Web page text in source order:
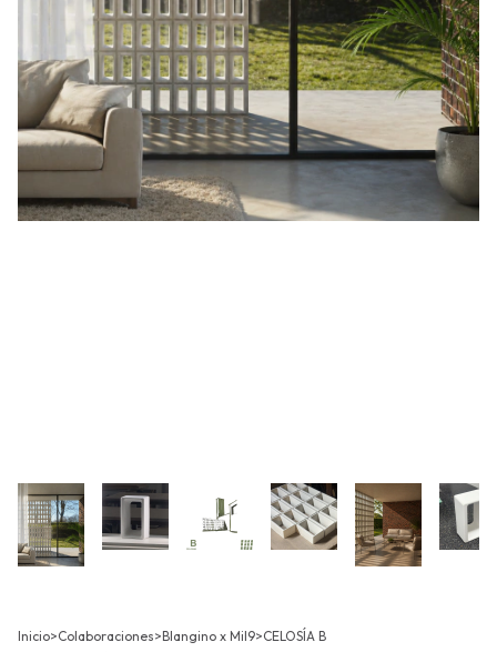
Inicio>Colaboraciones>Blangino x Mil9>CELOSÍA B